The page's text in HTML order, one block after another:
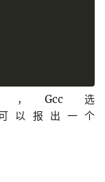
Gcc 选
以报出一个